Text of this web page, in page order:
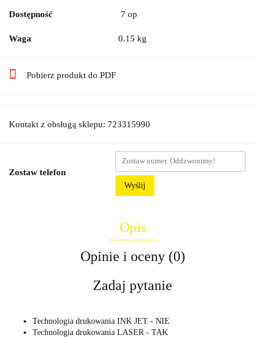
Dostępność 7 op
Waga 0.15 kg
Pobierz produkt do PDF
Kontakt z obsługą sklepu: 723315990
Zostaw telefon
Wyślij
Opis
Opinie i oceny (0)
Zadaj pytanie
Technologia drukowania INK JET - NIE
Technologia drukowania LASER - TAK